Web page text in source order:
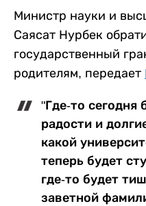
Министр науки и
Саясат Нурбек
государственный
родителям, передает
"Где-то сегодня
радости и
какой
теперь будет
где-то будет
заветной